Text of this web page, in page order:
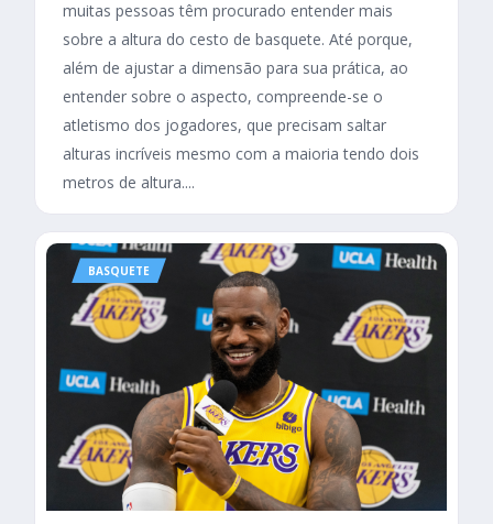
muitas pessoas têm procurado entender mais
sobre a altura do cesto de basquete. Até porque,
além de ajustar a dimensão para sua prática, ao
entender sobre o aspecto, compreende-se o
atletismo dos jogadores, que precisam saltar
alturas incríveis mesmo com a maioria tendo dois
metros de altura....
BASQUETE